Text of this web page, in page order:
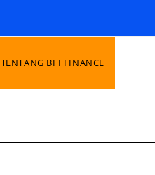
TENTANG BFI FINANCE